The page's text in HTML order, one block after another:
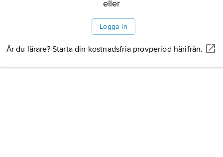
Information om artikeln
eller
Logga in
Är du lärare? Starta din kostnadsfria provperiod härifrån.